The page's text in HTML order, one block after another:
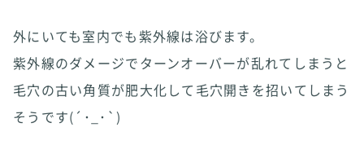
外にいても室内でも紫外線は浴びます。
紫外線のダメージでターンオーバーが乱れてしまうと
毛穴の古い角質が肥大化して毛穴開きを招いてしまう
そうです(´･_･`)